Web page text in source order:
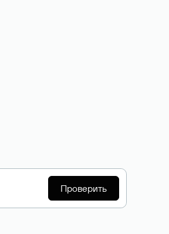
Проверить